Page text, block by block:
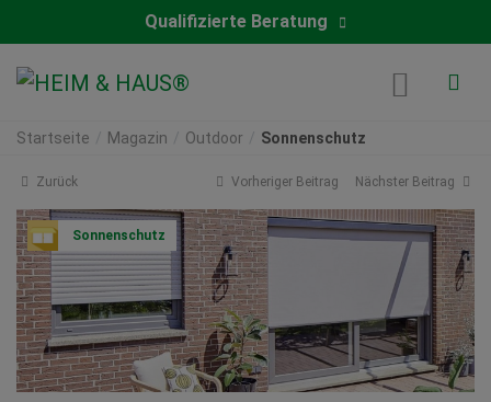
Qualifizierte Beratung
Startseite Magazin Outdoor Sonnenschutz
Zurück Vorheriger Beitrag Nächster Beitrag
Sonnenschutz